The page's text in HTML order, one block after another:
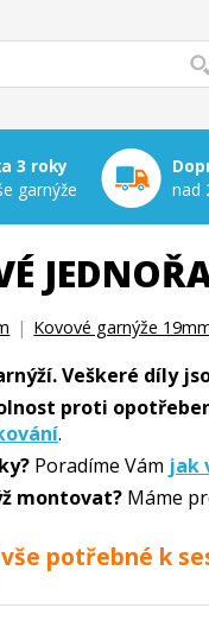
3 roky
garnýže
nad
| Kovové garnýže
Veškeré díly
proti
.
Poradíme Vám jak
montovat? Máme
potřebné k